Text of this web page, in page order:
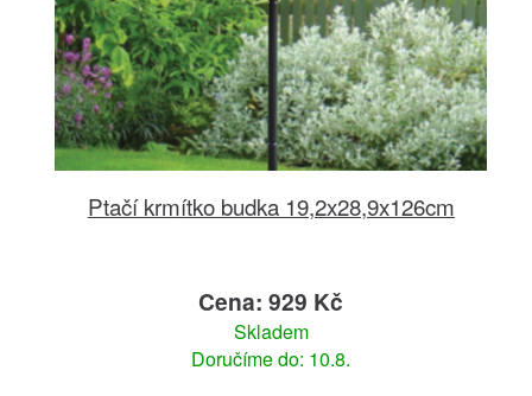
Ptačí krmítko budka 19,2x28,9x126cm
Cena: 929 Kč
Skladem
Doručíme do: 10.8.